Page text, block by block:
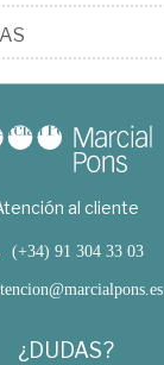
al cliente
(+34) 91 304 33 03
¿DUDAS?